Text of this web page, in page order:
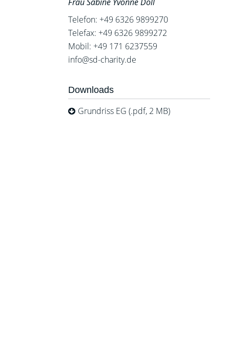
Telefon: +49 6326 9899270
Telefax: +49 6326 9899272
Mobil: +49 171 6237559
info@sd-charity.de
Downloads
Grundriss EG (.pdf, 2 MB)